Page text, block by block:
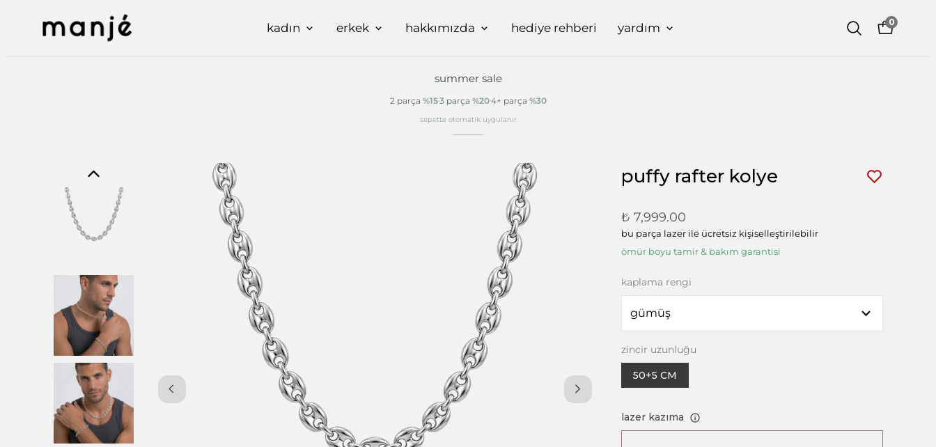
kadın erkek hakkımızda hediye rehberi yardım 0
summer sale
2 parça %153 parça %204+ parça %30
sepette otomatik uygulanır
puffy rafter kolye
₺ 7,999.00
bu parça lazer ile ücretsiz kişiselleştirilebilir
ömür boyu tamir & bakım garantisi
kaplama rengi
zincir uzunluğu
50+5 CM
lazer kazıma